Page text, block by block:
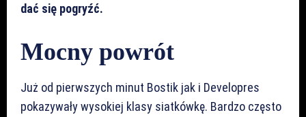
dać się pogryźć.
Mocny powrót
Już od pierwszych minut Bostik jak i Developres
pokazywały wysokiej klasy siatkówkę. Bardzo często